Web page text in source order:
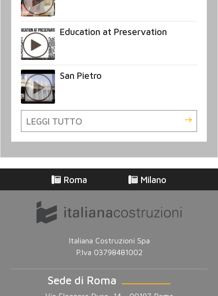
Education at Preservation
San Pietro
LEGGI TUTTO
Roma Milano
Italiana Costruzioni Spa
P.Iva 03798481002
Sede di Roma